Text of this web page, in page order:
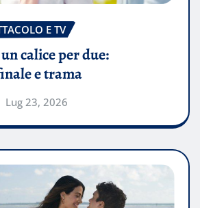
E TV
calice per due:
e trama
Lug 23, 2026